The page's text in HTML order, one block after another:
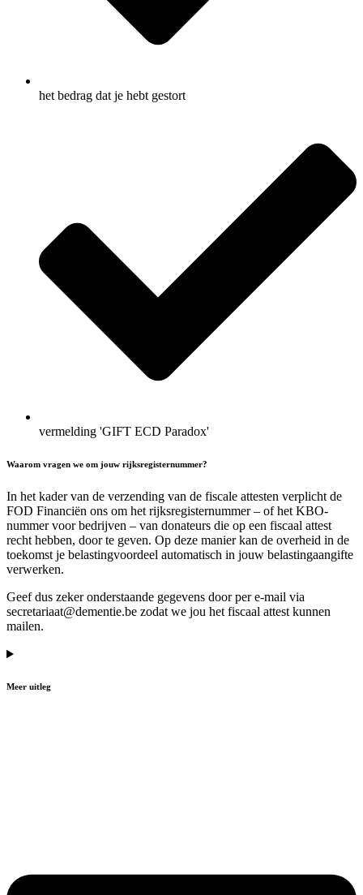
het bedrag dat je hebt gestort
vermelding 'GIFT ECD Paradox'
Waarom vragen we om jouw rijksregisternummer?
In het kader van de verzending van de fiscale attesten verplicht de
FOD Financiën ons om het rijksregisternummer – of het KBO-
nummer voor bedrijven – van donateurs die op een fiscaal attest
recht hebben, door te geven. Op deze manier kan de overheid in de
toekomst je belastingvoordeel automatisch in jouw belastingaangifte
verwerken.
Geef dus zeker onderstaande gegevens door per e-mail via
secretariaat@dementie.be zodat we jou het fiscaal attest kunnen
mailen.
Meer uitleg